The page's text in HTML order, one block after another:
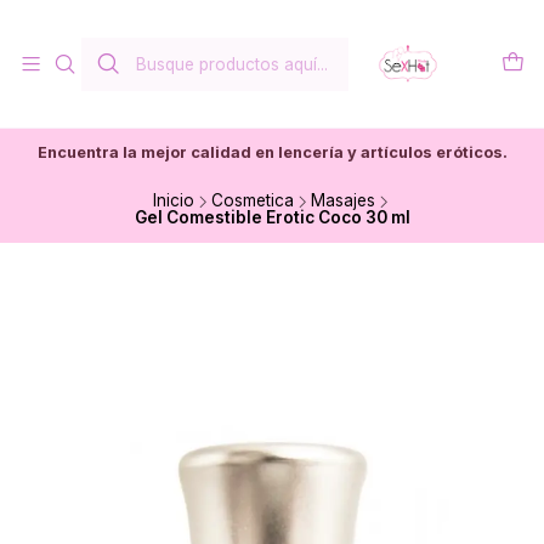
Encuentra la mejor calidad en lencería y artículos eróticos.
Inicio Cosmetica
Masajes
Gel Comestible Erotic Coco 30 ml